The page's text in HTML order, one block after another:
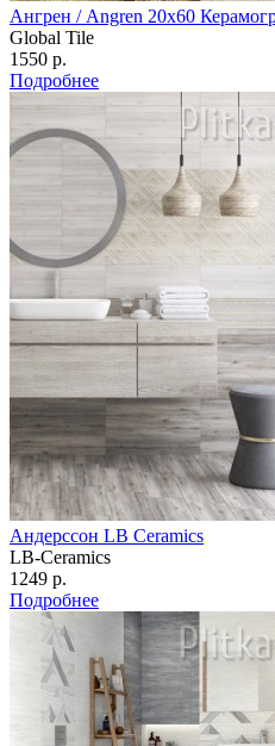
Ангрен / Angren 20х60
Global Tile
1550 р.
Подробнее
Андерссон LB Ceramics
LB-Ceramics
1249 р.
Подробнее